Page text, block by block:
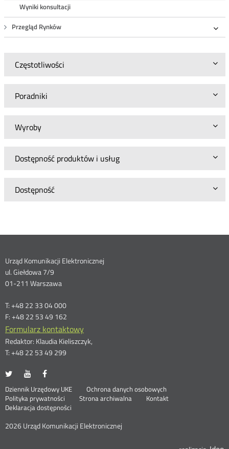
Wyniki konsultacji
Przegląd Rynków
Częstotliwości
Poradniki
Wyroby
Dostępność produktów i usług
Dostępność
Dane
kontaktowe
Urząd Komunikacji Elektronicznej
ul. Giełdowa 7/9
01-211 Warszawa
T: +48 22 33 04 000
F: +48 22 53 49 162
Formularz kontaktowy
Redaktor: Klaudia Kieliszczyk,
T: +48 22 53 49 299
UKE
portalu
Twitter
Otwórz
nowym
oknie
UKE
portalu
Youtube
Otwórz
nowym
oknie
portalu
Facebook
nowym
oknie
Stopka
menu
Dziennik Urzędowy UKE Otwórz
Ochrona danych osobowych
Polityka prywatności
Otwórz
w
oknie
Strona archiwalna
Kontakt
Deklaracja dostępności
2026 Urząd Komunikacji Elektronicznej